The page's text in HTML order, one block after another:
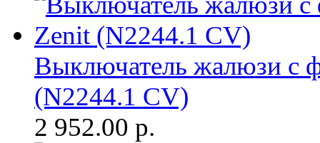
Выключатель жалюзи с
(N2244.1 CV)
2 952.00 р.